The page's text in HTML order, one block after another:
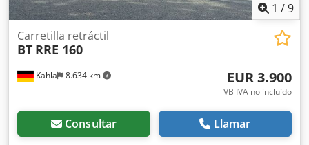
1 /9
Kahla 8.634 km
Carretilla retráctil
BT RRE 160
EUR 3.900
VB IVA no incluído
Consultar Llamar